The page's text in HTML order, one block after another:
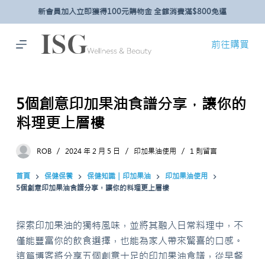
主
新會員加入立即獲得100元購物金 全館消費滿$800免運
前往購買
5個創意印加果油食譜分享，讓你的
料理更上層樓
ROB 2024 年 2 月 5 日 印加果油使用 1 則留言
首頁 保健保養 保健知識｜印加果油
印加果油使用
5個創意印加果油食譜分享，讓你的料理更上層樓
探索印加果油的獨特風味，並將其融入日常料理中，不
僅能豐富你的飲食選擇，也能為家人帶來驚喜的口感。
這篇博客將分享五個創意十足的印加果油食譜，從早餐